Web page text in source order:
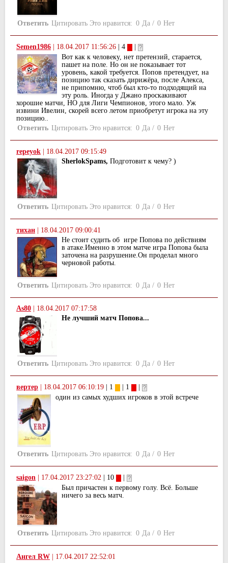
Ответить Цитировать Это нравится: 0 Да / 0 Нет
Semen1986 18.04.2017 11:56:26 | 4
Вот как к человеку, нет претензий, старается,
пашет на поле. Но он не показывает тот
уровень, какой требуется. Попов претендует, на
позицию так сказать дирижёра, после Алекса,
не припомню, чтоб был кто-то подходящий на
эту роль. Иногда у Джано проскакивают
хорошие матчи, НО для Лиги Чемпионов, этого мало. Уж
извини Ивелин, скорей всего летом приобретут игрока на эту
позицию..
Ответить Цитировать Это нравится: 0 Да / 0 Нет
repeyok
18.04.2017 09:15:49
SherlokSpams, Подготовит к чему? )
Ответить Цитировать Это нравится: 0 Да / 0 Нет
тихан | 18.04.2017 09:00:41
Не стоит судить об игре Попова по действиям
в атаке.Именно в этом матче игра Попова была
заточена на разрушение.Он проделал много
черновой работы.
Ответить Цитировать Это нравится: 0 Да / 0 Нет
As80
18.04.2017 07:17:58
Не лучший матч Попова...
Ответить Цитировать Это нравится: 0 Да / 0 Нет
вертер 18.04.2017 06:10:19 | 1 | 1
один из самых худших игроков в этой встрече
Ответить Цитировать Это нравится: 0 Да / 0 Нет
saigon 17.04.2017 23:27:02 | 10
Был причастен к первому голу. Всё. Больше
ничего за весь матч.
Ответить Цитировать Это нравится: 0 Да / 0 Нет
Ангел RW
17.04.2017 22:52:01